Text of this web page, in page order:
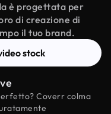
è progettata per
di creazione di
il tuo brand.
stock
Coverr colma